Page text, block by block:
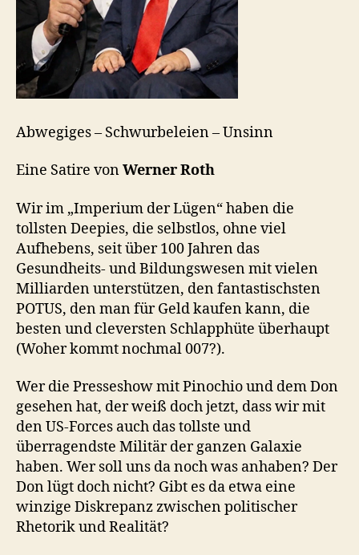
Abwegiges – Schwurbeleien – Unsinn
Eine Satire vonWerner Roth
Wir im „Imperium der Lügen“ haben die
tollsten Deepies, die selbstlos, ohne viel
Aufhebens, seit über 100 Jahren das
Gesundheits- und Bildungswesen mit vielen
Milliarden unterstützen, den fantastischsten
POTUS, den man für Geld kaufen kann, die
besten und cleversten Schlapphüte überhaupt
(Woher kommt nochmal 007?).
Wer die Presseshow mit Pinochio und dem Don
gesehen hat, der weiß doch jetzt, dass wir mit
den US-Forces auch das tollste und
überragendste Militär der ganzen Galaxie
haben. Wer soll uns da noch was anhaben? Der
Don lügt doch nicht? Gibt es da etwa eine
winzige Diskrepanz zwischen politischer
Rhetorik und Realität?